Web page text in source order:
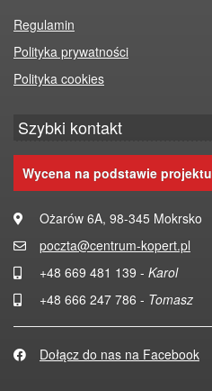
Regulamin
Polityka prywatności
Polityka cookies
Szybki kontakt
Wycena na podstawie projektu
Ożarów 6A, 98-345 Mokrsko
poczta@centrum-kopert.pl
+48 669 481 139 - Karol
+48 666 247 786 - Tomasz
Dołącz do nas na Facebook